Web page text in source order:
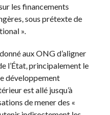
les financements
sous prétexte de
».
aux ONG d’aligner
l’État, principalement le
développement
est allé jusqu’à
de mener des «